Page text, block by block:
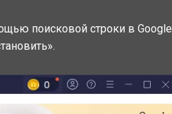
поисковой строки в Google